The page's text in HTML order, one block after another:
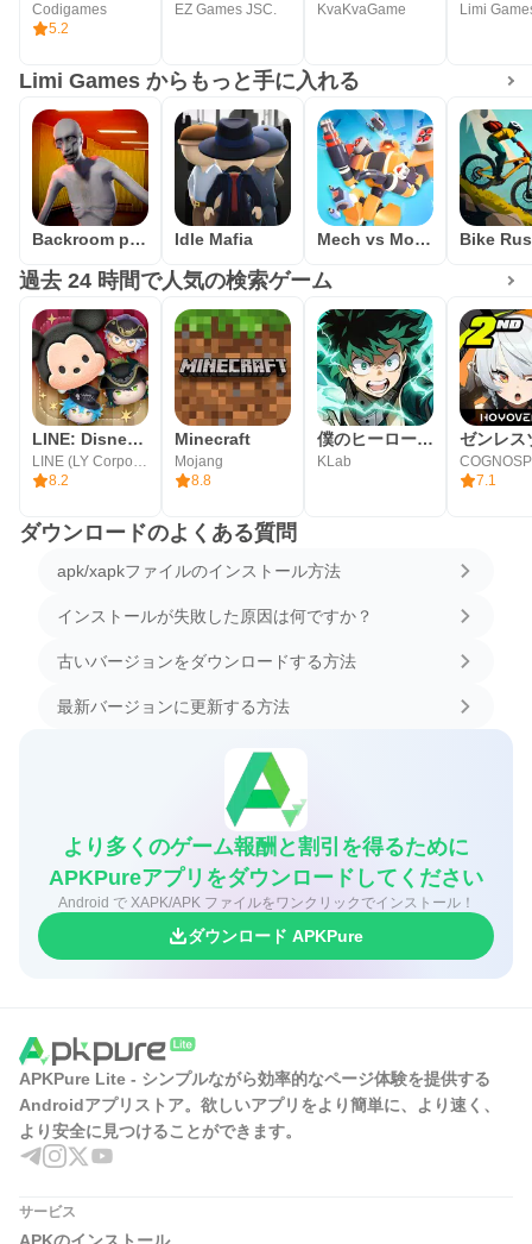
Codigames
5.2
EZ Games JSC. KvaKvaGame Limi
Limi Games からもっと手に入れる
Backroom predator Idle Mafia Mech vs Monsters Bike
過去 24 時間で人気の検索ゲーム
LINE: Disney Tsum Tsum
LINE (LY Corporation)
8.2
Minecraft
Mojang
8.8
僕のヒーローアカデミアUNITED SURVIVAL
KLab
7.1
ダウンロードのよくある質問
apk/xapkファイルのインストール方法
インストールが失敗した原因は何ですか？
古いバージョンをダウンロードする方法
最新バージョンに更新する方法
より多くのゲーム報酬と割引を得るために
APKPureアプリをダウンロードしてください
Android で XAPK/APK ファイルをワンクリックでインストール！
ダウンロード APKPure
APKPure Lite - シンプルながら効率的なページ体験を提供する
Androidアプリストア。欲しいアプリをより簡単に、より速く、
より安全に見つけることができます。
サービス